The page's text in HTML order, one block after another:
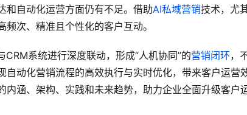
和自动化运营方面仍有不足。借助AI私域营销技术，尤
频次、精准且个性化的客户互动。
CRM系统进行深度联动，形成“人机协同”的营销闭环，
自动化营销流程的高效执行与实时优化，带来客户运
内涵、架构、实践和未来趋势，助力企业全面升级客户